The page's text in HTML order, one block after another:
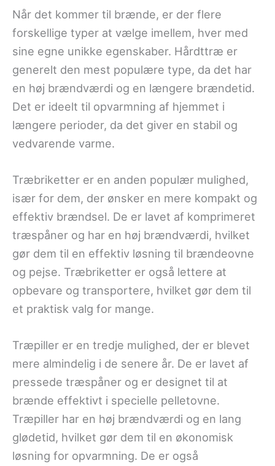
Når det kommer til brænde, er der flere
forskellige typer at vælge imellem, hver med
sine egne unikke egenskaber. Hårdttræ er
generelt den mest populære type, da det har
en høj brændværdi og en længere brændetid.
Det er ideelt til opvarmning af hjemmet i
længere perioder, da det giver en stabil og
vedvarende varme.
Træbriketter er en anden populær mulighed,
især for dem, der ønsker en mere kompakt og
effektiv brændsel. De er lavet af komprimeret
træspåner og har en høj brændværdi, hvilket
gør dem til en effektiv løsning til brændeovne
og pejse. Træbriketter er også lettere at
opbevare og transportere, hvilket gør dem til
et praktisk valg for mange.
Træpiller er en tredje mulighed, der er blevet
mere almindelig i de senere år. De er lavet af
pressede træspåner og er designet til at
brænde effektivt i specielle pelletovne.
Træpiller har en høj brændværdi og en lang
glødetid, hvilket gør dem til en økonomisk
løsning for opvarmning. De er også